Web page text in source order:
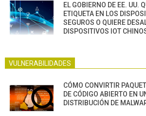
EL GOBIERNO DE EE. UU.
ETIQUETA EN LOS
SEGUROS O QUIERE
DISPOSITIVOS IOT
VULNERABILIDADES
CÓMO CONVIRTIR
DE CÓDIGO ABIERTO EN
DISTRIBUCIÓN DE